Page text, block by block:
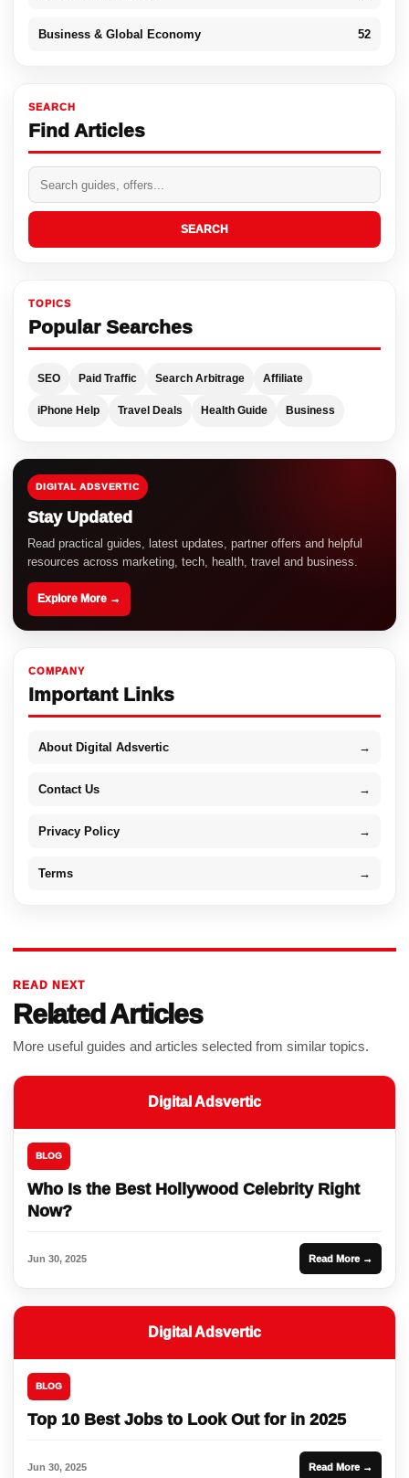
Business & Global Economy 52
SEARCH
Find Articles
SEARCH
TOPICS
Popular Searches
SEO Paid Traffic Search Arbitrage Affiliate
iPhone Help Travel Deals Health Guide Business
DIGITAL ADSVERTIC
Stay Updated
Read practical guides, latest updates, partner offers and helpful
resources across marketing, tech, health, travel and business.
Explore More →
COMPANY
Important Links
About Digital Adsvertic →
Contact Us →
Privacy Policy →
Terms →
READ NEXT
Related Articles
More useful guides and articles selected from similar topics.
Digital Adsvertic
BLOG
Who Is the Best Hollywood Celebrity Right
Now?
Jun 30, 2025 Read More →
Digital Adsvertic
BLOG
Top 10 Best Jobs to Look Out for in 2025
Jun 30, 2025 Read More →